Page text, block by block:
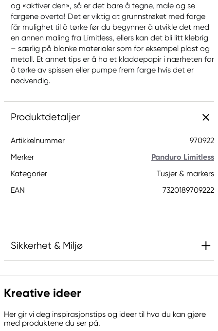
og «aktiver den», så er det bare å tegne, male og se
fargene overta! Det er viktig at grunnstrøket med farge
får mulighet til å tørke før du begynner å utvikle det med
en annen maling fra Limitless, ellers kan det bli litt klebrig
– særlig på blanke materialer som for eksempel plast og
metall. Et annet tips er å ha et kladdepapir i nærheten for
å tørke av spissen eller pumpe frem farge hvis det er
nødvendig.
Produktdetaljer
Artikkelnummer
970922
Merker
Panduro Limitless
Kategorier
Tusjer & markers
EAN
7320189709222
Sikkerhet & Miljø
Ansvarlig EU
Panduro Limitless
205 14 Malmö, Sweden
www.panduro.com
Kreative ideer
Her gir vi deg inspirasjonstips og ideer til hva du kan gjøre
med produktene du ser på.